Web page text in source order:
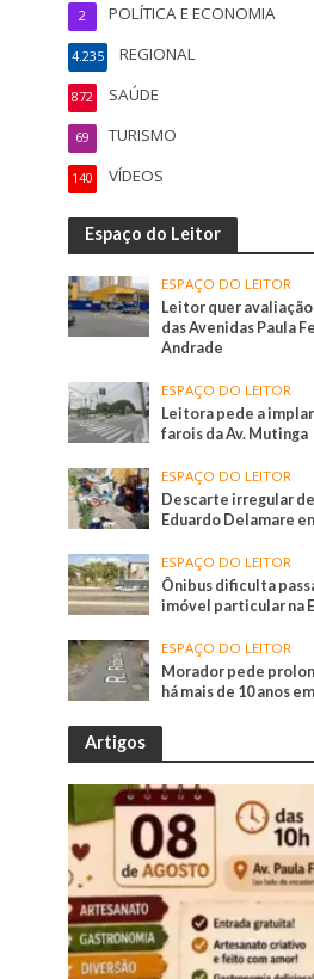
POLÍTICA E ECONOMIA
2
REGIONAL
4.235
SAÚDE
872
TURISMO
69
VÍDEOS
140
Espaço do Leitor
ESPAÇO DO LEITOR
Leitor quer
das Avenidas Paula
Andrade
ESPAÇO DO LEITOR
Leitora pede a
farois da Av. Mutinga
ESPAÇO DO LEITOR
Descarte irregular
Eduardo Delamare
ESPAÇO DO LEITOR
Ônibus dificulta
imóvel particular na
ESPAÇO DO LEITOR
Morador pede
há mais de 10 anos
Artigos